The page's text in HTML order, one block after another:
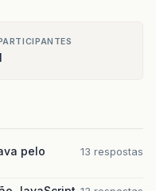
PARTICIPANTES
pelo
13 respostas